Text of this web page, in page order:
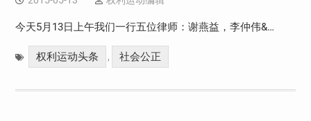
今天5月13日上午我们一行五位律师：谢燕益，李仲伟&…
权利运动头条 , 社会公正